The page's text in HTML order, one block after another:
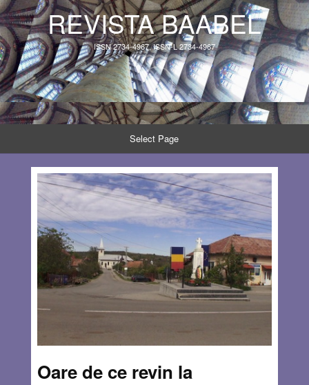
REVISTA BAABEL
ISSN 2734-4967, ISSN-L 2734-4967
Select Page
Oare de ce revin la